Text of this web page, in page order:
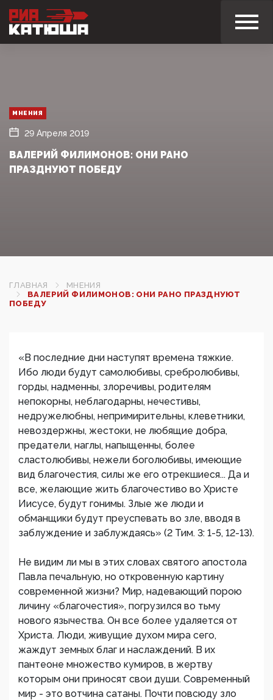
МНЕНИЯ
29 Апреля 2019
ВАЛЕРИЙ ФИЛИМОНОВ: ОНИ РАНО
ПРАЗДНУЮТ ПОБЕДУ
ГЛАВНАЯ
МНЕНИЯ
ВАЛЕРИЙ ФИЛИМОНОВ: ОНИ РАНО ПРАЗДНУЮТ
ПОБЕДУ
«В последние дни наступят времена тяжкие.
Ибо люди будут самолюбивы, сребролюбивы,
горды, надменны, злоречивы, родителям
непокорны, неблагодарны, нечестивы,
недружелюбны, непримирительны, клеветники,
невоздержны, жестоки, не любящие добра,
предатели, наглы, напыщенны, более
сластолюбивы, нежели боголюбивы, имеющие
вид благочестия, силы же его отрекшиеся... Да и
все, желающие жить благочестиво во Христе
Иисусе, будут гонимы. Злые же люди и
обманщики будут преуспевать во зле, вводя в
заблуждение и заблуждаясь» (2 Тим. 3: 1-5, 12-13).
Не видим ли мы в этих словах святого апостола
Павла печальную, но откровенную картину
современной жизни? Мир, надевающий порою
личину «благочестия», погрузился во тьму
нового язычества. Он все более удаляется от
Христа. Люди, живущие духом мира сего,
жаждут земных благ и наслаждений. В их
пантеоне множество кумиров, в жертву
которым они приносят свои души. Современный
мир - это вотчина сатаны. Почти повсюду зло